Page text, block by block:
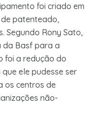
foi criado em
de patenteado,
Segundo Rony Sato,
da Basf para a
foi a redução do
ele pudesse ser
os centros de
não-